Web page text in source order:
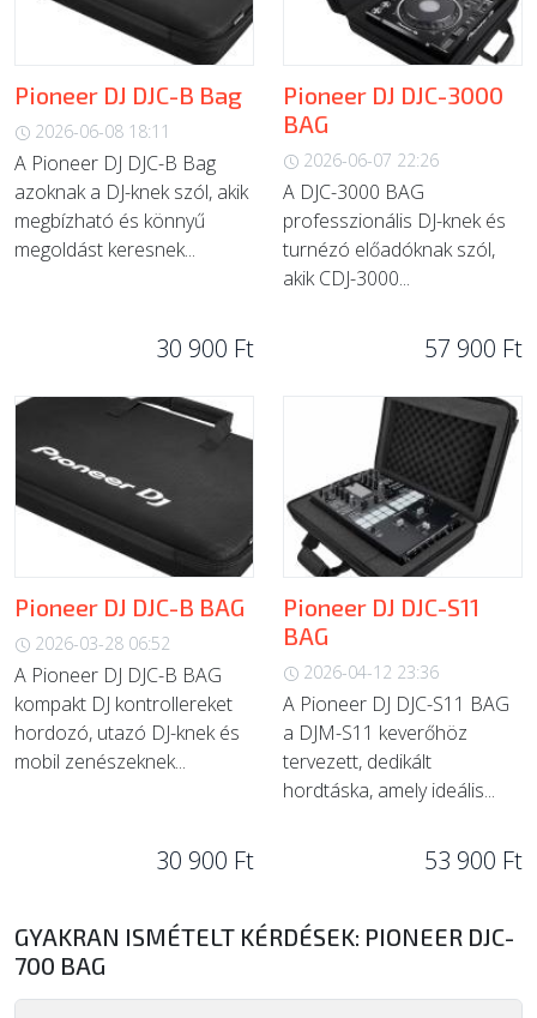
Pioneer DJ DJC-B Bag
2026-06-08 18:11
A Pioneer DJ DJC-B Bag
azoknak a DJ-knek szól, akik
megbízható és könnyű
megoldást keresnek...
30 900 Ft
Pioneer DJ DJC-3000
BAG
2026-06-07 22:26
A DJC-3000 BAG
professzionális DJ-knek és
turnézó előadóknak szól,
akik CDJ-3000...
57 900 Ft
Pioneer DJ DJC-B BAG
2026-03-28 06:52
A Pioneer DJ DJC-B BAG
kompakt DJ kontrollereket
hordozó, utazó DJ-knek és
mobil zenészeknek...
30 900 Ft
Pioneer DJ DJC-S11
BAG
2026-04-12 23:36
A Pioneer DJ DJC-S11 BAG
a DJM-S11 keverőhöz
tervezett, dedikált
hordtáska, amely ideális...
53 900 Ft
GYAKRAN ISMÉTELT KÉRDÉSEK: PIONEER DJC-
700 BAG